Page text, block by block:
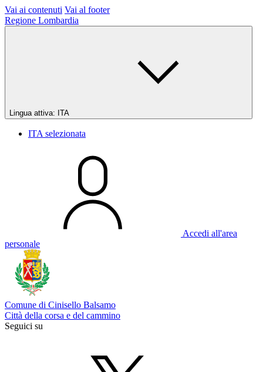
Vai ai contenuti Vai al footer
Regione Lombardia
Lingua attiva: ITA
ITA selezionata
Accedi all'area
personale
Comune di Cinisello Balsamo
Città della corsa e del cammino
Seguici su